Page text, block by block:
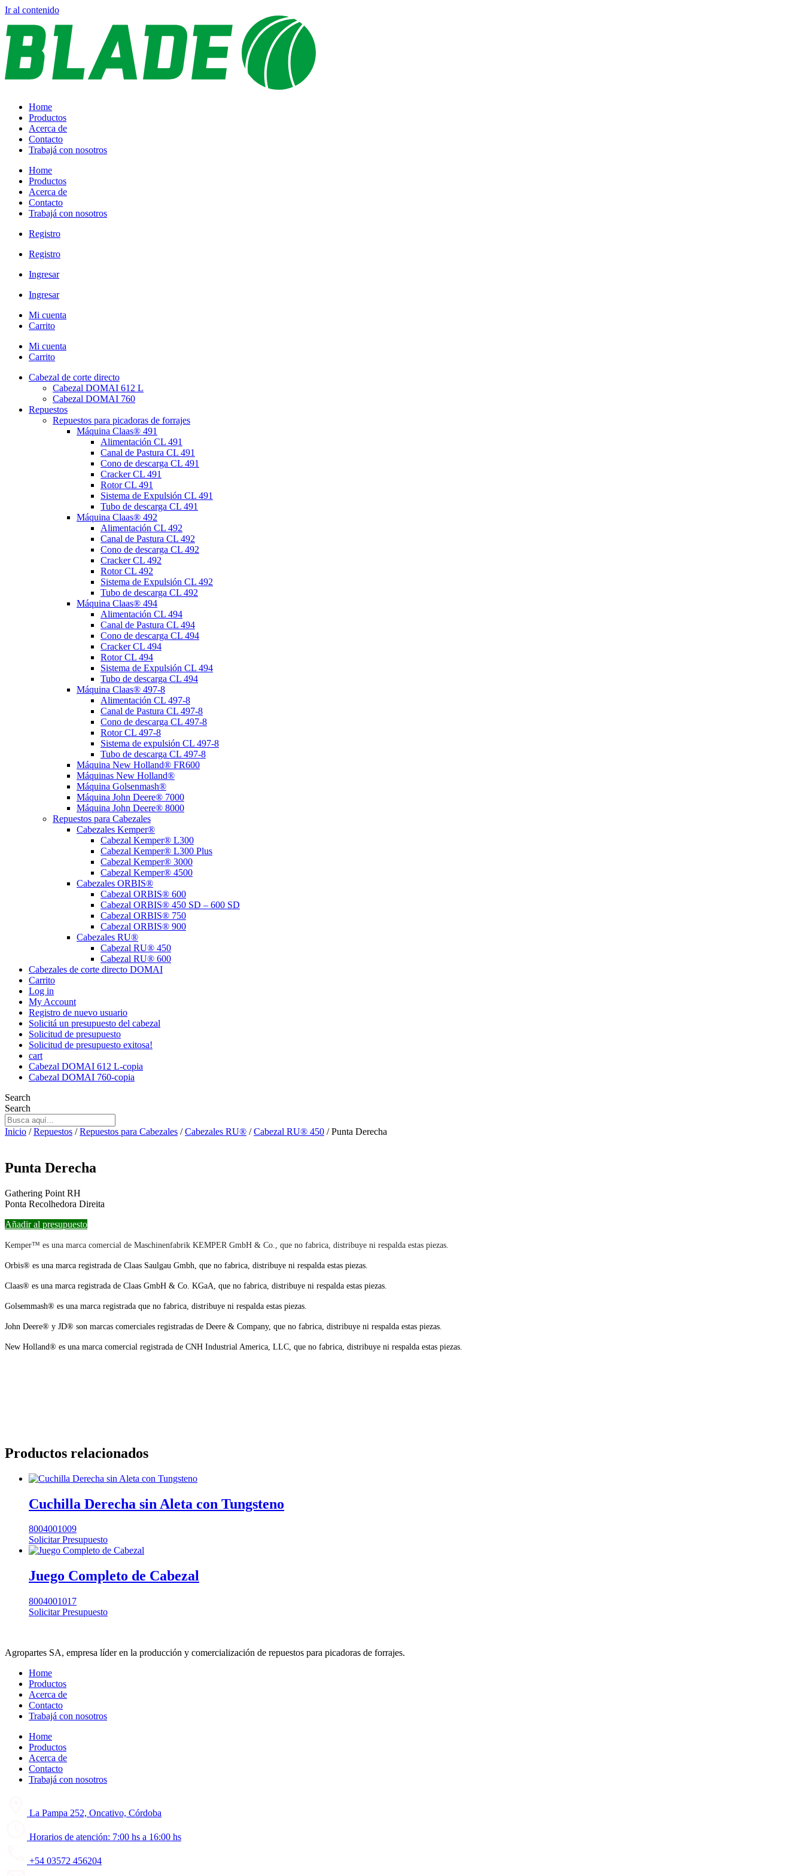
Ir al contenido
Home
Productos
Acerca de
Contacto
Trabajá con nosotros
Home
Productos
Acerca de
Contacto
Trabajá con nosotros
Registro
Registro
Ingresar
Ingresar
Mi cuenta
Carrito
Mi cuenta
Carrito
Cabezal de corte directo
Cabezal DOMAI 612 L
Cabezal DOMAI 760
Repuestos
Repuestos para picadoras de forrajes
Máquina Claas® 491
Alimentación CL 491
Canal de Pastura CL 491
Cono de descarga CL 491
Cracker CL 491
Rotor CL 491
Sistema de Expulsión CL 491
Tubo de descarga CL 491
Máquina Claas® 492
Alimentación CL 492
Canal de Pastura CL 492
Cono de descarga CL 492
Cracker CL 492
Rotor CL 492
Sistema de Expulsión CL 492
Tubo de descarga CL 492
Máquina Claas® 494
Alimentación CL 494
Canal de Pastura CL 494
Cono de descarga CL 494
Cracker CL 494
Rotor CL 494
Sistema de Expulsión CL 494
Tubo de descarga CL 494
Máquina Claas® 497-8
Alimentación CL 497-8
Canal de Pastura CL 497-8
Cono de descarga CL 497-8
Rotor CL 497-8
Sistema de expulsión CL 497-8
Tubo de descarga CL 497-8
Máquina New Holland® FR600
Máquinas New Holland®
Máquina Golsenmash®
Máquina John Deere® 7000
Máquina John Deere® 8000
Repuestos para Cabezales
Cabezales Kemper®
Cabezal Kemper® L300
Cabezal Kemper® L300 Plus
Cabezal Kemper® 3000
Cabezal Kemper® 4500
Cabezales ORBIS®
Cabezal ORBIS® 600
Cabezal ORBIS® 450 SD – 600 SD
Cabezal ORBIS® 750
Cabezal ORBIS® 900
Cabezales RU®
Cabezal RU® 450
Cabezal RU® 600
Cabezales de corte directo DOMAI
Carrito
Log in
My Account
Registro de nuevo usuario
Solicitá un presupuesto del cabezal
Solicitud de presupuesto
Solicitud de presupuesto exitosa!
cart
Cabezal DOMAI 612 L-copia
Cabezal DOMAI 760-copia
Search
Search
Inicio /Repuestos /Repuestos para Cabezales /Cabezales RU® /Cabezal RU® 450 / Punta Derecha
Punta Derecha
Gathering Point RH
Ponta Recolhedora Direita
Añadir al presupuesto
Kemper™ es una marca comercial de Maschinenfabrik KEMPER GmbH & Co., que no fabrica, distribuye ni respalda estas piezas.
Orbis® es una marca registrada de Claas Saulgau Gmbh, que no fabrica, distribuye ni respalda estas piezas.
Claas® es una marca registrada de Claas GmbH & Co. KGaA, que no fabrica, distribuye ni respalda estas piezas.
Golsemmash® es una marca registrada que no fabrica, distribuye ni respalda estas piezas.
John Deere® y JD® son marcas comerciales registradas de Deere & Company, que no fabrica, distribuye ni respalda estas piezas.
New Holland® es una marca comercial registrada de CNH Industrial America, LLC, que no fabrica, distribuye ni respalda estas piezas.
Productos relacionados
Cuchilla Derecha sin Aleta con Tungsteno
8004001009
Solicitar Presupuesto
Juego Completo de Cabezal
8004001017
Solicitar Presupuesto
Agropartes SA, empresa líder en la producción y comercialización de repuestos para picadoras de forrajes.
Home
Productos
Acerca de
Contacto
Trabajá con nosotros
Home
Productos
Acerca de
Contacto
Trabajá con nosotros
La Pampa 252, Oncativo, Córdoba
Horarios de atención: 7:00 hs a 16:00 hs
+54 03572 456204